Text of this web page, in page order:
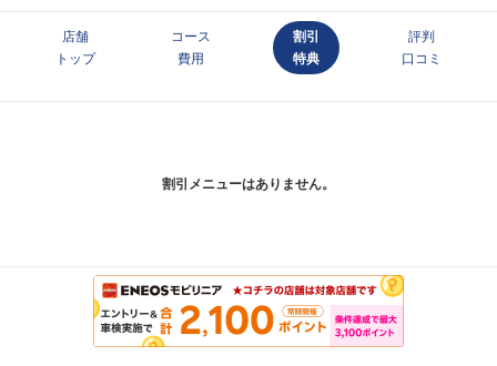
店舗
トップ
コース
費用
割引
特典
評判
口コミ
割引メニューはありません。